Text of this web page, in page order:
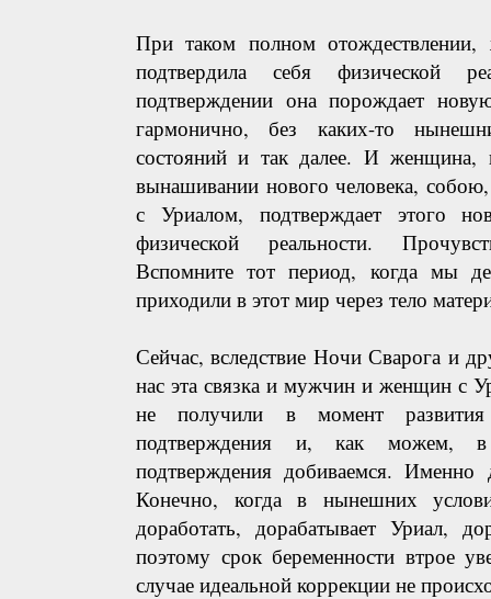
При таком полном
подтвердила себя физической
подтверждении она порождает
гармонично, без каких-то
состояний и так далее. И женщина,
вынашивании нового человека,
с Уриалом, подтверждает этого
физической реальности.
Вспомните тот период, когда мы
приходили в этот мир через тело
Сейчас, вследствие Ночи Сварога и
нас эта связка и мужчин и женщин с
не получили в момент
подтверждения и, как можем,
подтверждения добиваемся. Именно
Конечно, когда в нынешних
доработать, дорабатывает Уриал,
поэтому срок беременности втрое
случае идеальной коррекции не